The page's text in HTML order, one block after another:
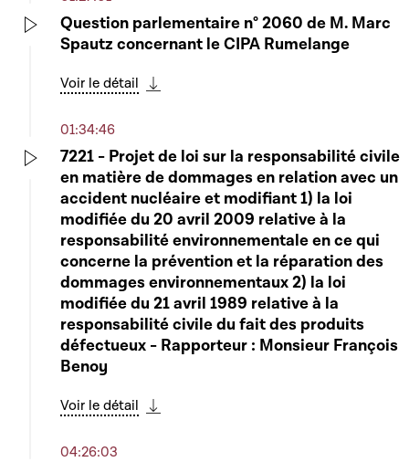
Question parlementaire n° 2060 de M. Marc
Spautz concernant le CIPA Rumelange
Voir le détail
01:34:46
7221 - Projet de loi sur la responsabilité civile
en matière de dommages en relation avec un
accident nucléaire et modifiant 1) la loi
modifiée du 20 avril 2009 relative à la
responsabilité environnementale en ce qui
concerne la prévention et la réparation des
dommages environnementaux 2) la loi
modifiée du 21 avril 1989 relative à la
responsabilité civile du fait des produits
défectueux - Rapporteur : Monsieur François
Benoy
Voir le détail
04:26:03